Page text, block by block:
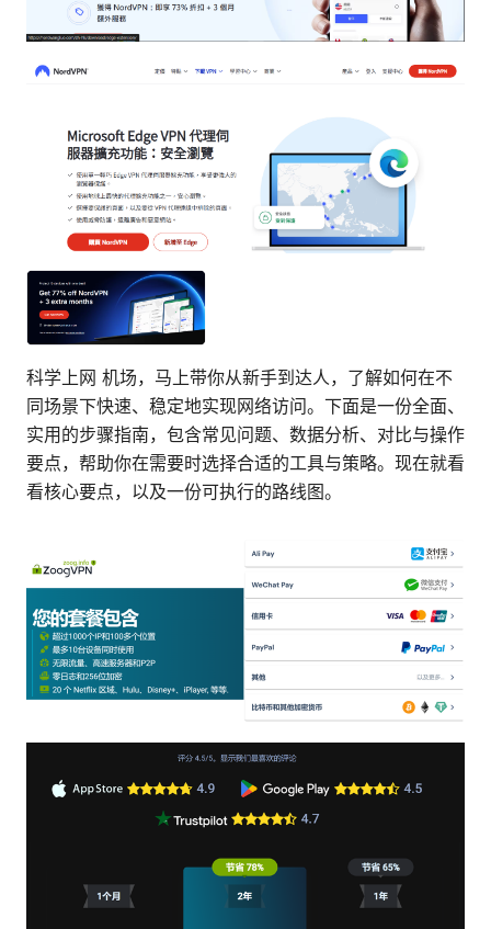
科学上网 机场，马上带你从新手到达人，了解如何在不
同场景下快速、稳定地实现网络访问。下面是一份全面、
实用的步骤指南，包含常见问题、数据分析、对比与操作
要点，帮助你在需要时选择合适的工具与策略。现在就看
看核心要点，以及一份可执行的路线图。